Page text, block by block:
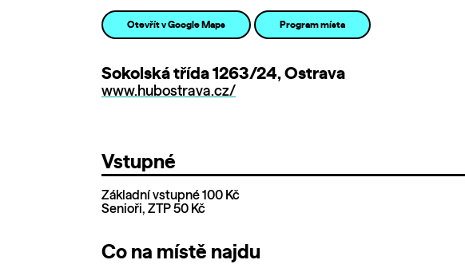
Otevřít v Google Maps Program místa
Sokolská třída 1263/24, Ostrava
www.hubostrava.cz/
Vstupné
Základní vstupné 100 Kč
Senioři, ZTP 50 Kč
Co na místě najdu